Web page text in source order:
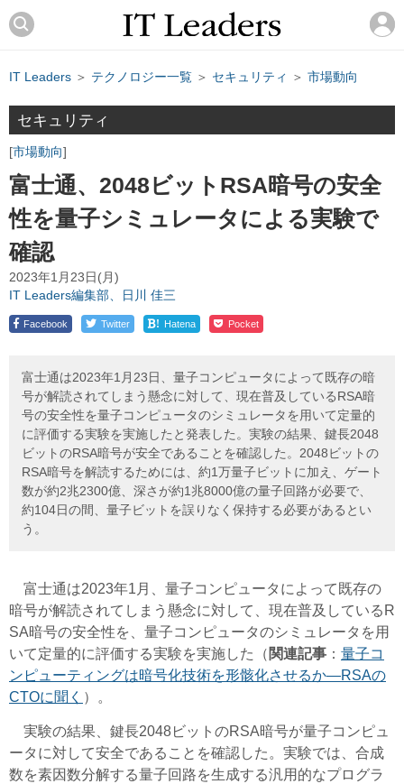
IT Leaders ＞ テクノロジー一覧 ＞ セキュリティ ＞ 市場動向
セキュリティ
市場動向
富士通、2048ビットRSA暗号の安全
性を量子シミュレータによる実験で
確認
2023年1月23日(月)
IT Leaders編集部、日川 佳三
Facebook Twitter ! Hatena Pocket
富士通は2023年1月23日、量子コンピュータによって既存の暗
号が解読されてしまう懸念に対して、現在普及しているRSA暗
号の安全性を量子コンピュータのシミュレータを用いて定量的
に評価する実験を実施したと発表した。実験の結果、鍵長2048
ビットのRSA暗号が安全であることを確認した。2048ビットの
RSA暗号を解読するためには、約1万量子ビットに加え、ゲート
数が約2兆2300億、深さが約1兆8000億の量子回路が必要で、
約104日の間、量子ビットを誤りなく保持する必要があるとい
う。
富士通は2023年1月、量子コンピュータによって既存の
暗号が解読されてしまう懸念に対して、現在普及しているR
SA暗号の安全性を、量子コンピュータのシミュレータを用
いて定量的に評価する実験を実施した（ 関連記事 ： 量子コ
ンピューティングは暗号化技術を形骸化させるか―RSAの
CTOに聞く ）。
実験の結果、鍵長2048ビットのRSA暗号が量子コンピュ
ータに対して安全であることを確認した。実験では、合成
数を素因数分解する量子回路を生成する汎用的なプログラ